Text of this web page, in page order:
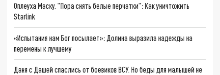
Оплеуха Маску. "Пора снять белые перчатки": Как уничтожить
Starlink
«Испытания нам Бог посылает»: Долина выразила надежды на
перемены к лучшему
Даня с Дашей спаслись от боевиков ВСУ. Но беды для малышей не